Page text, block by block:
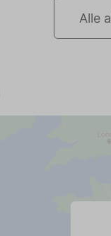
Alle